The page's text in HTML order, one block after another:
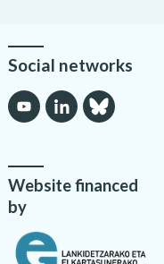
Social networks
Website financed
by